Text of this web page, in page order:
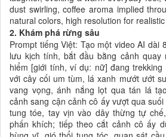
dust swirling, coffee aroma implied
natural colors, high resolution for
2. Khám phá rừng sâu
Prompt tiếng Việt: Tạo một video AI dài
lưu kịch tính, bắt đầu bằng cảnh quay
hiểm [giới tính, ví dụ: nữ] đang
với cây cối um tùm, lá xanh mướt ướt
vang vọng, ánh nắng lọt qua tán lá
cảnh sang cận cảnh cô ấy vượt qua
tung tóe, tay vịn vào dây thừng tự
phấn khích; tiếp theo cắt cảnh cô ấy